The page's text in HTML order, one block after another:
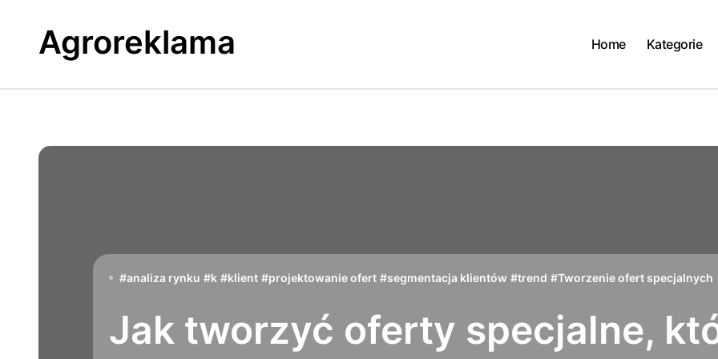
contentAgroreklama Home Kategorie
#analiza rynku #k #klient #projektowanie ofert #segmentacja klientów #trend #Tworzenie ofert specjalnych
Jak tworzyć oferty specjalne,